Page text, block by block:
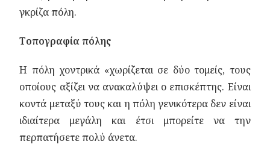
γκρίζα πόλη.
Τοπογραφία πόλης
Η πόλη χοντρικά «χωρίζεται σε δύο τομείς, τους
οποίους αξίζει να ανακαλύψει ο επισκέπτης. Είναι
κοντά μεταξύ τους και η πόλη γενικότερα δεν είναι
ιδιαίτερα μεγάλη και έτσι μπορείτε να την
περπατήσετε πολύ άνετα.